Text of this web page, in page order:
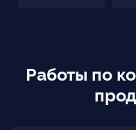
Работы по